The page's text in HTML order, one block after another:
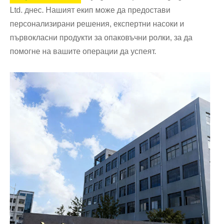
Ltd. днес. Нашият екип може да предостави
персонализирани решения, експертни насоки и
първокласни продукти за опаковъчни ролки, за да
помогне на вашите операции да успеят.